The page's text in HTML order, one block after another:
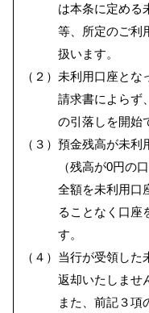
は本条に定める
等、所定のご利
扱います。
（２）未利用口座と
請求書によらず
の引落しを開始
（３）預金残高が未
（残高が0円の
全額を未利用口
ることなく口座
す。
（４）当行が受領し
返却いたしませ
また、前記３項